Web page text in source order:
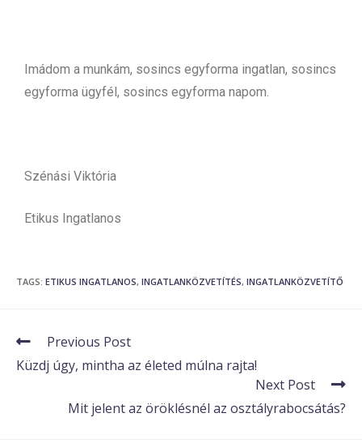
Imádom a munkám, sosincs egyforma ingatlan, sosincs
egyforma ügyfél, sosincs egyforma napom.
Szénási Viktória
Etikus Ingatlanos
TAGS: ETIKUS INGATLANOS, INGATLANKÖZVETÍTÉS, INGATLANKÖZVETÍTŐ
Previous Post
Küzdj úgy, mintha az életed múlna rajta!
Next Post
Mit jelent az öröklésnél az osztályrabocsátás?